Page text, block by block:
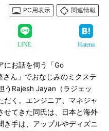
PC用表示
関連情報
LINE Hatena
にお話を伺う「Go
ん」でおなじみのミクステ
うRajesh Jayan（ラジェッ
だく。エンジニア、マネジャ
せてきた同氏は、日本と海外
き手は、アップルやディズニ